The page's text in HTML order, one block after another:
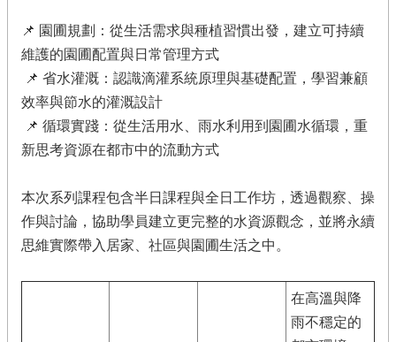
臺
市
綠
筍
網
站
覽
產
📌 園圃規劃：從生活需求與種植習慣出發，建立可持續
維護的園圃配置與日常管理方式
📌 省水灌溉：認識滴灌系統原理與基礎配置，學習兼顧
效率與節水的灌溉設計
📌 循環實踐：從生活用水、雨水利用到園圃水循環，重
新思考資源在都市中的流動方式
本次系列課程包含半日課程與全日工作坊，透過觀察、操
作與討論，協助學員建立更完整的水資源觀念，並將永續
思維實際帶入居家、社區與園圃生活之中。
在高溫與降
雨不穩定的